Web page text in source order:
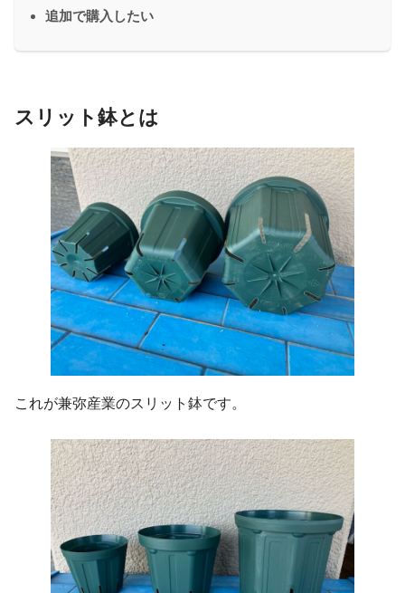
追加で購入したい
スリット鉢とは
これが兼弥産業のスリット鉢です。